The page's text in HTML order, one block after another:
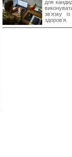
для
звʼязку
здоровʼя.